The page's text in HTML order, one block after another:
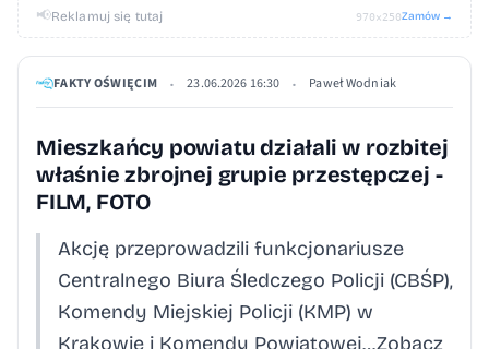
📢Reklamuj się tutaj 970×250Zamów →
FAKTY OŚWIĘCIM • 23.06.2026 16:30 • Paweł Wodniak
Mieszkańcy powiatu działali w rozbitej
właśnie zbrojnej grupie przestępczej -
FILM, FOTO
Akcję przeprowadzili funkcjonariusze
Centralnego Biura Śledczego Policji (CBŚP),
Komendy Miejskiej Policji (KMP) w
Krakowie i Komendy Powiatowej…Zobacz